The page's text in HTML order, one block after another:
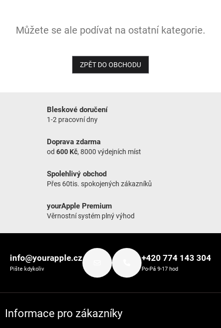
Můžete se ale podívat na ostatní kategorie.
ZPĚT DO OBCHODU
Bleskové doručení
1-2 pracovní dny
Doprava zdarma
od 600 Kč, 8000 výdejních míst
Spolehlivý obchod
Přes 60tis. spokojených zákazníků
yourApple Premium
Věrnostní systém plný výhod
info@yourapple.cz
Pište kdykoliv
+420 774 143 304
Po-Pá 9-17 hod
Informace pro zákazníky